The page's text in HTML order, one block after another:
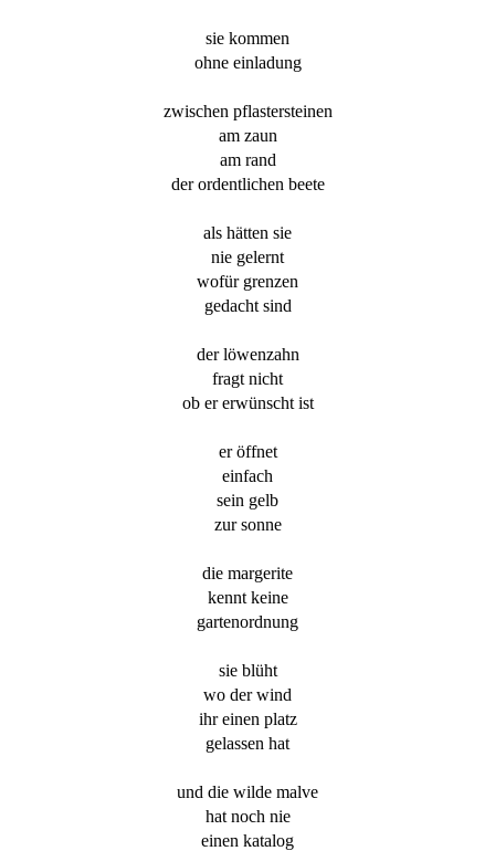
sie kommen
ohne einladung
zwischen pflastersteinen
am zaun
am rand
der ordentlichen beete
als hätten sie
nie gelernt
wofür grenzen
gedacht sind
der löwenzahn
fragt nicht
ob er erwünscht ist
er öffnet
einfach
sein gelb
zur sonne
die margerite
kennt keine
gartenordnung
sie blüht
wo der wind
ihr einen platz
gelassen hat
und die wilde malve
hat noch nie
einen katalog